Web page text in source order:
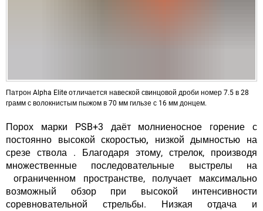
Патрон Alpha Elite отличается навеской свинцовой дроби номер 7.5 в 28
грамм с волокнистым пыжом в 70 мм гильзе с 16 мм донцем.
Порох марки PSB+3 даёт молниеносное горение с
постоянно высокой скоростью, низкой дымностью на
срезе ствола . Благодаря этому, стрелок, производя
множественные последовательные выстрелы на
ограниченном пространстве, получает максимально
возможный обзор при высокой интенсивности
соревновательной стрельбы.
Низкая отдача и